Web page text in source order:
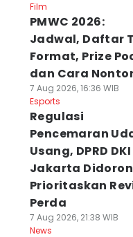
Film
PMWC 2026:
Jadwal, Daftar
Format, Prize
dan Cara
7 Aug 2026, 16:36 WIB
Esports
Regulasi
Pencemaran
Usang, DPRD DKI
Jakarta
Prioritaskan
Perda
7 Aug 2026, 21:38 WIB
News